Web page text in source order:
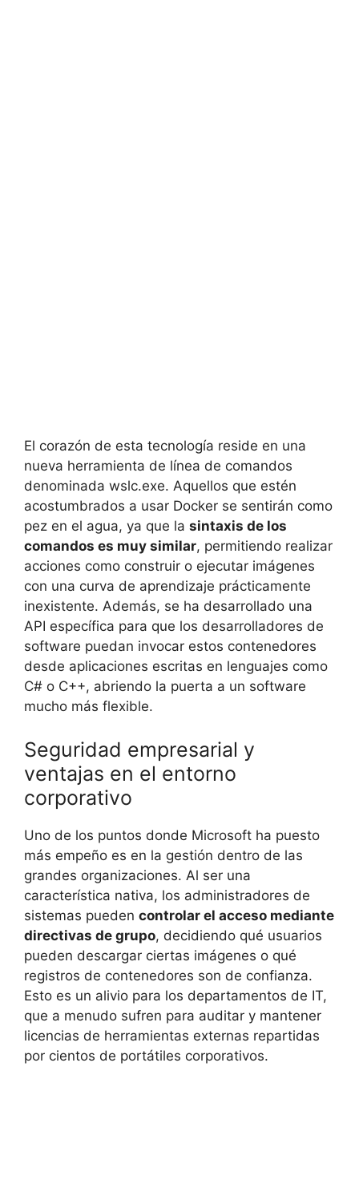
El corazón de esta tecnología reside en una
nueva herramienta de línea de comandos
denominada wslc.exe. Aquellos que estén
acostumbrados a usar Docker se sentirán como
pez en el agua, ya que la sintaxis de los
comandos es muy similar, permitiendo realizar
acciones como construir o ejecutar imágenes
con una curva de aprendizaje prácticamente
inexistente. Además, se ha desarrollado una
API específica para que los desarrolladores de
software puedan invocar estos contenedores
desde aplicaciones escritas en lenguajes como
C# o C++, abriendo la puerta a un software
mucho más flexible.
Seguridad empresarial y
ventajas en el entorno
corporativo
Uno de los puntos donde Microsoft ha puesto
más empeño es en la gestión dentro de las
grandes organizaciones. Al ser una
característica nativa, los administradores de
sistemas pueden controlar el acceso mediante
directivas de grupo, decidiendo qué usuarios
pueden descargar ciertas imágenes o qué
registros de contenedores son de confianza.
Esto es un alivio para los departamentos de IT,
que a menudo sufren para auditar y mantener
licencias de herramientas externas repartidas
por cientos de portátiles corporativos.